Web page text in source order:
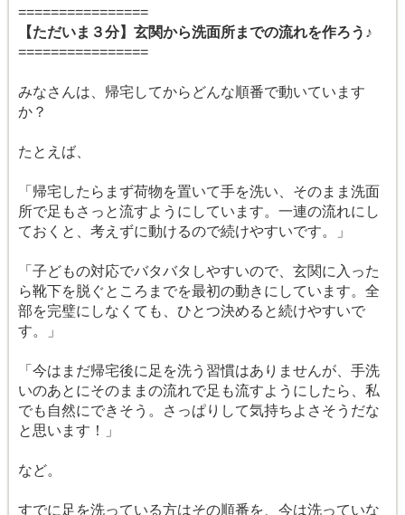
================
【ただいま３分】玄関から洗面所までの流れを作ろう♪
================
みなさんは、帰宅してからどんな順番で動いています
か？
たとえば、
「帰宅したらまず荷物を置いて手を洗い、そのまま洗面
所で足もさっと流すようにしています。一連の流れにし
ておくと、考えずに動けるので続けやすいです。」
「子どもの対応でバタバタしやすいので、玄関に入った
ら靴下を脱ぐところまでを最初の動きにしています。全
部を完璧にしなくても、ひとつ決めると続けやすいで
す。」
「今はまだ帰宅後に足を洗う習慣はありませんが、手洗
いのあとにそのままの流れで足も流すようにしたら、私
でも自然にできそう。さっぱりして気持ちよさそうだな
と思います！」
など。
すでに足を洗っている方はその順番を、今は洗っていな